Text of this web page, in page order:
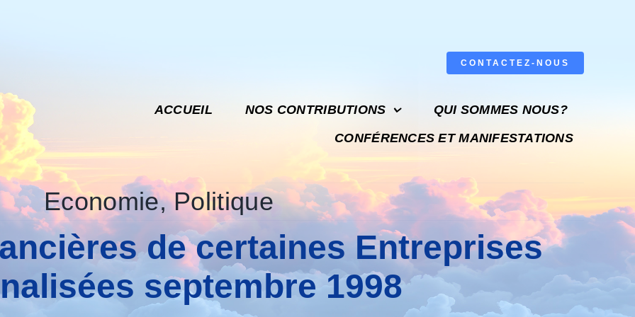
CONTACTEZ-NOUS
ACCUEIL NOS CONTRIBUTIONS
QUI SOMMES NOUS?
CONFÉRENCES ET MANIFESTATIONS
Economie,Politique
de certaines Entreprises
septembre 1998